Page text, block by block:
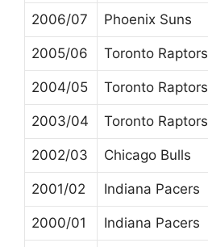
2006/07 Phoenix Suns
2005/06 Toronto Raptors
2004/05 Toronto Raptors
2003/04 Toronto Raptors
2002/03 Chicago Bulls
2001/02 Indiana Pacers
2000/01 Indiana Pacers